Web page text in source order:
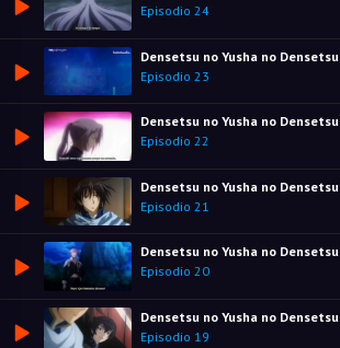
Episodio 24
Densetsu no Yusha no Densetsu
Episodio 23
Densetsu no Yusha no Densetsu
Episodio 22
Densetsu no Yusha no Densetsu
Episodio 21
Densetsu no Yusha no Densetsu
Episodio 20
Densetsu no Yusha no Densetsu
Episodio 19